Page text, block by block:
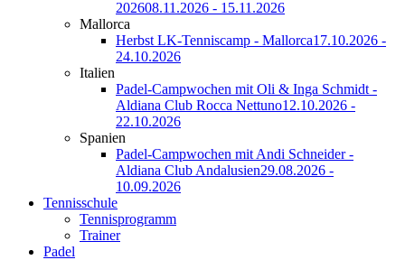
202608.11.2026 - 15.11.2026
Mallorca
Herbst LK-Tenniscamp - Mallorca17.10.2026 -
24.10.2026
Italien
Padel-Campwochen mit Oli & Inga Schmidt -
Aldiana Club Rocca Nettuno12.10.2026 -
22.10.2026
Spanien
Padel-Campwochen mit Andi Schneider -
Aldiana Club Andalusien29.08.2026 -
10.09.2026
Tennisschule
Tennisprogramm
Trainer
Padel